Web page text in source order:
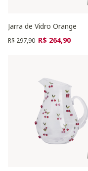
Jarra de Vidro Orange
Preço reduzido de
R$ 297,90 para
R$ 264,90